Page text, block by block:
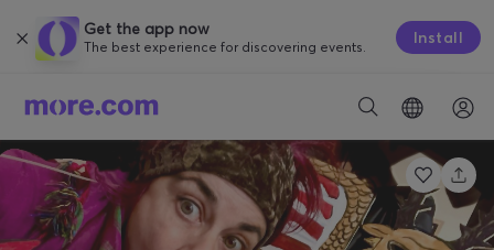
Get the app now
The best experience for discovering events. Install